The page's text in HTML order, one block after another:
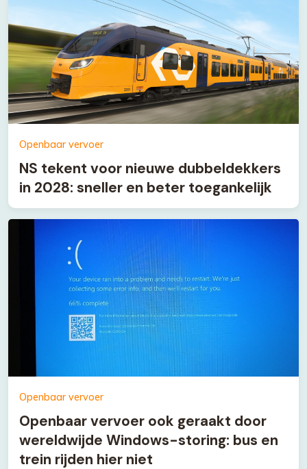
Openbaar vervoer
NS tekent voor nieuwe dubbeldekkers
in 2028: sneller en beter toegankelijk
Openbaar vervoer
Openbaar vervoer ook geraakt door
wereldwijde Windows-storing: bus en
trein rijden hier niet